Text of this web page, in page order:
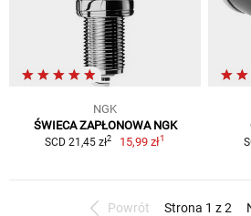
NGK
ŚWIECA ZAPŁONOWA NGK
SCD 21,45 zł2 15,99 zł1
Powrót Strona 1 z 2